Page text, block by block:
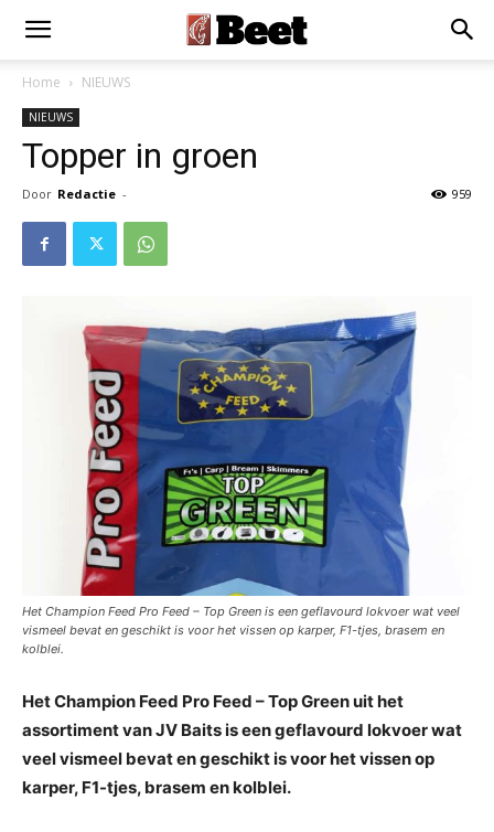
Home NIEUWS
NIEUWS
Topper in groen
Door Redactie - 959
Het Champion Feed Pro Feed – Top Green is een geflavourd lokvoer wat veel
vismeel bevat en geschikt is voor het vissen op karper, F1-tjes, brasem en
kolblei.
Het Champion Feed Pro Feed – Top Green uit het
assortiment van JV Baits is een geflavourd lokvoer wat
veel vismeel bevat en geschikt is voor het vissen op
karper, F1-tjes, brasem en kolblei.